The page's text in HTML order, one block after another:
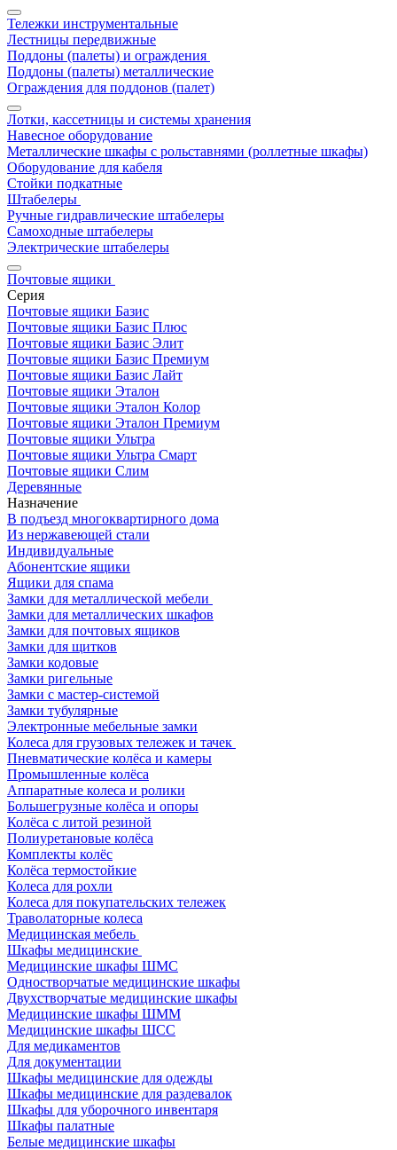
Тележки инструментальные
Лестницы передвижные
Поддоны (палеты) и ограждения
Поддоны (палеты) металлические
Ограждения для поддонов (палет)
Лотки, кассетницы и системы хранения
Навесное оборудование
Металлические шкафы с рольставнями (роллетные шкафы)
Оборудование для кабеля
Стойки подкатные
Штабелеры
Ручные гидравлические штабелеры
Самоходные штабелеры
Электрические штабелеры
Почтовые ящики
Серия
Почтовые ящики Базис
Почтовые ящики Базис Плюс
Почтовые ящики Базис Элит
Почтовые ящики Базис Премиум
Почтовые ящики Базис Лайт
Почтовые ящики Эталон
Почтовые ящики Эталон Колор
Почтовые ящики Эталон Премиум
Почтовые ящики Ультра
Почтовые ящики Ультра Смарт
Почтовые ящики Слим
Деревянные
Назначение
В подъезд многоквартирного дома
Из нержавеющей стали
Индивидуальные
Абонентские ящики
Ящики для спама
Замки для металлической мебели
Замки для металлических шкафов
Замки для почтовых ящиков
Замки для щитков
Замки кодовые
Замки ригельные
Замки с мастер-системой
Замки тубулярные
Электронные мебельные замки
Колеса для грузовых тележек и тачек
Пневматические колёса и камеры
Промышленные колёса
Аппаратные колеса и ролики
Большегрузные колёса и опоры
Колёса с литой резиной
Полиуретановые колёса
Комплекты колёс
Колёса термостойкие
Колеса для рохли
Колеса для покупательских тележек
Траволаторные колеса
Медицинская мебель
Шкафы медицинские
Медицинские шкафы ШМС
Одностворчатые медицинские шкафы
Двухстворчатые медицинские шкафы
Медицинские шкафы ШММ
Медицинские шкафы ШСС
Для медикаментов
Для документации
Шкафы медицинские для одежды
Шкафы медицинские для раздевалок
Шкафы для уборочного инвентаря
Шкафы палатные
Белые медицинские шкафы